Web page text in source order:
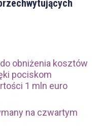
obniżenia kosztów
pociskom
1 mln euro
na czwartym